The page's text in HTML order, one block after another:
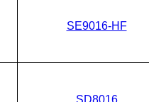
SE9016-HF
SD8016